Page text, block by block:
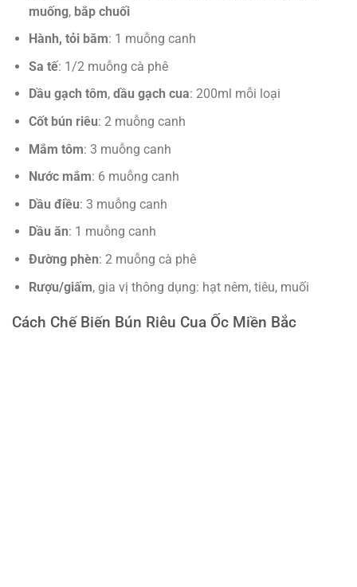
muống, bắp chuối
Hành, tỏi băm: 1 muỗng canh
Sa tế: 1/2 muỗng cà phê
Dầu gạch tôm, dầu gạch cua: 200ml mỗi loại
Cốt bún riêu: 2 muỗng canh
Mắm tôm: 3 muỗng canh
Nước mắm: 6 muỗng canh
Dầu điều: 3 muỗng canh
Dầu ăn: 1 muỗng canh
Đường phèn: 2 muỗng cà phê
Rượu/giấm, gia vị thông dụng: hạt nêm, tiêu, muối
Cách Chế Biến Bún Riêu Cua Ốc Miền Bắc